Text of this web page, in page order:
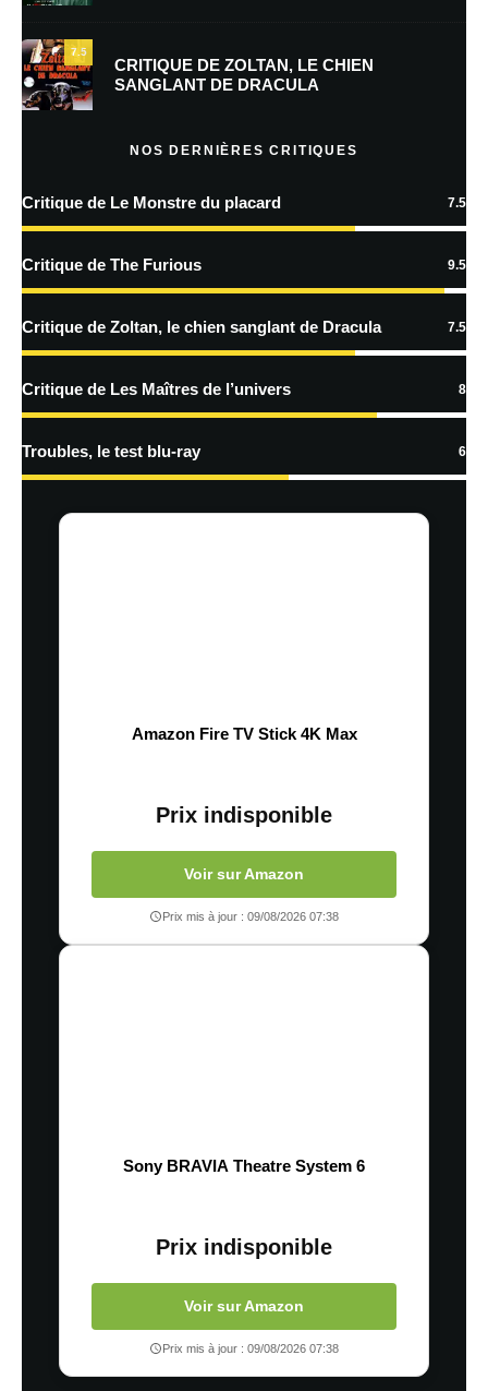
mon prochain commentaire.
Prévenez-moi de tous les nouveaux commentaires par e-mail.
Prévenez-moi de tous les nouveaux articles par e-mail.
En savoir
traitées
7.5
CRITIQUE DE ZOLTAN, LE CHIEN
SANGLANT DE DRACULA
NOS DERNIÈRES CRITIQUES
Critique de Le Monstre du placard 7.5
Critique de The Furious 9.5
Critique de Zoltan, le chien sanglant de Dracula 7.5
Critique de Les Maîtres de l’univers 8
Troubles, le test blu-ray 6
Amazon Fire TV Stick 4K Max
Prix indisponible
Voir sur Amazon
Prix mis à jour : 09/08/2026 07:38
Sony BRAVIA Theatre System 6
Prix indisponible
Voir sur Amazon
Prix mis à jour : 09/08/2026 07:38